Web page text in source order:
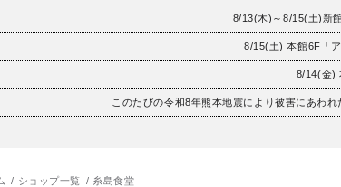
8/13(木)～8/15(土)新
8/15(土) 本館6F「
8/14(金)
このたびの令和8年熊本地震により被害にあわ
クセス
ショップ一覧 糸島食堂